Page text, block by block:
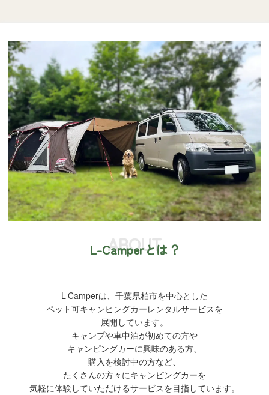
L-Camperとは？
ABOUT
L-Camperは、千葉県柏市を中心とした
ペット可キャンピングカーレンタルサービスを
展開しています。
キャンプや車中泊が初めての方や
キャンピングカーに興味のある方、
購入を検討中の方など、
たくさんの方々にキャンピングカーを
気軽に体験していただけるサービスを目指しています。